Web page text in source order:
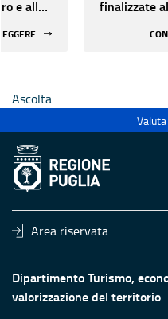
e alla
finalizzate
Ascolta
Area riservata
Dipartimento Turismo,
valorizzazione del territorio